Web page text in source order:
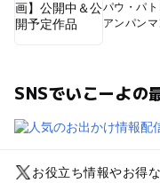
パウ・パ
アンパン
SNSでいこーよの
お役立ち情報やお得